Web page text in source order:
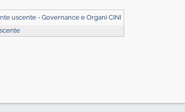
uscente - Governance e Organi CINI